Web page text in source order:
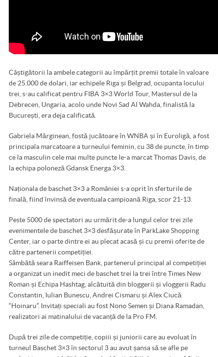
Câștigătorii la ambele categorii au împărțit premii totale în valoare
de 25.000 de dolari, iar echipele Riga și Belgrad, ocupanta locului
trei, s-au calificat pentru FIBA 3×3 World Tour, Mastersul de la
Debrecen, Ungaria, acolo unde Novi Sad Al Wahda, finalistă la
București, era deja calificată.
Gabriela Mărginean, fostă jucătoare în WNBA și în Euroligă, a fost
principala marcatoare a turneului feminin, cu 38 de puncte, în timp
ce la masculin cele mai multe puncte le-a marcat Thomas Davis, de
la echipa poloneză Gdansk Energa 3×3.
Naționala de baschet 3×3 a României s-a oprit în sferturile de
finală, fiind învinsă de eventuala campioană Riga, scor 21-13.
Peste 5000 de spectatori au urmărit de-a lungul celor trei zile
evenimentele de baschet 3×3 desfășurate în ParkLake Shopping
Center, iar o parte dintre ei au plecat acasă și cu premii oferite de
către partenerii competiției.
Sâmbătă seara Raiffeisen Bank, partenerul principal al competiției
a organizat un inedit meci de baschet trei la trei între Times New
Roman și Echipa Hashtag, alcătuită din bloggerii și vloggerii Radu
Constantin, Iulian Bunescu, Andrei Cismaru și Alex Ciucă
“Hoinaru”. Invitați speciali au fost Nono Semen și Diana Ramadan,
realizatori ai matinalului de vacanță de la Pro FM.
După trei zile de competiție, copiii și juniorii care au evoluat în
turneul Baschet 3×3 în sectorul 3 au avut șansa să se afle pe